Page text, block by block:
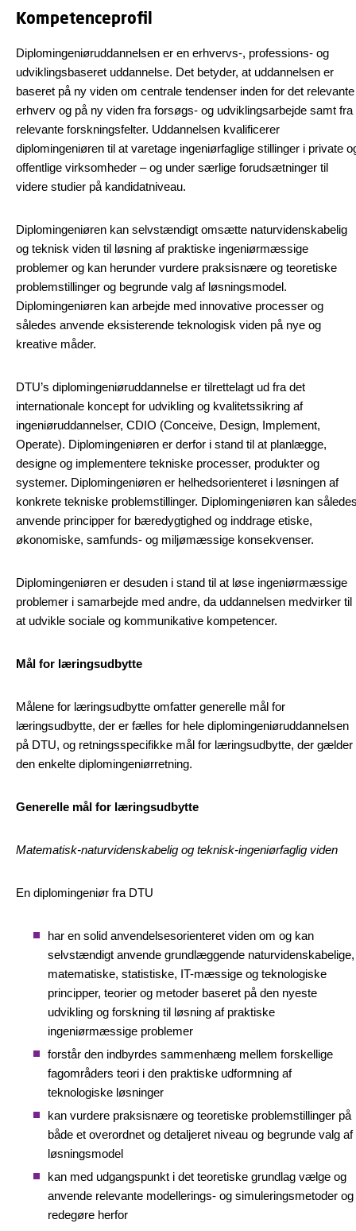
Kompetenceprofil
Diplomingeniøruddannelsen er en erhvervs-, professions- og
udviklingsbaseret uddannelse. Det betyder, at uddannelsen er
baseret på ny viden om centrale tendenser inden for det relevante
erhverv og på ny viden fra forsøgs- og udviklingsarbejde samt fra
relevante forskningsfelter. Uddannelsen kvalificerer
diplomingeniøren til at varetage ingeniørfaglige stillinger i private
offentlige virksomheder – og under særlige forudsætninger til
videre studier på kandidatniveau.
Diplomingeniøren kan selvstændigt omsætte naturvidenskabelig
og teknisk viden til løsning af praktiske ingeniørmæssige
problemer og kan herunder vurdere praksisnære og teoretiske
problemstillinger og begrunde valg af løsningsmodel.
Diplomingeniøren kan arbejde med innovative processer og
således anvende eksisterende teknologisk viden på nye og
kreative måder.
DTU’s diplomingeniøruddannelse er tilrettelagt ud fra det
internationale koncept for udvikling og kvalitetssikring af
ingeniøruddannelser, CDIO (Conceive, Design, Implement,
Operate). Diplomingeniøren er derfor i stand til at planlægge,
designe og implementere tekniske processer, produkter og
systemer. Diplomingeniøren er helhedsorienteret i løsningen af
konkrete tekniske problemstillinger. Diplomingeniøren kan
anvende principper for bæredygtighed og inddrage etiske,
økonomiske, samfunds- og miljømæssige konsekvenser.
Diplomingeniøren er desuden i stand til at løse ingeniørmæssige
problemer i samarbejde med andre, da uddannelsen medvirker til
at udvikle sociale og kommunikative kompetencer.
Mål for læringsudbytte
Målene for læringsudbytte omfatter generelle mål for
læringsudbytte, der er fælles for hele diplomingeniøruddannelsen
på DTU, og retningsspecifikke mål for læringsudbytte, der gælder
den enkelte diplomingeniørretning.
Generelle mål for læringsudbytte
Matematisk-naturvidenskabelig og teknisk-ingeniørfaglig viden
En diplomingeniør fra DTU
har en solid anvendelsesorienteret viden om og kan
selvstændigt anvende grundlæggende naturvidenskabelige,
matematiske, statistiske, IT-mæssige og teknologiske
principper, teorier og metoder baseret på den nyeste
udvikling og forskning til løsning af praktiske
ingeniørmæssige problemer
forstår den indbyrdes sammenhæng mellem forskellige
fagområders teori i den praktiske udformning af
teknologiske løsninger
kan vurdere praksisnære og teoretiske problemstillinger på
både et overordnet og detaljeret niveau og begrunde valg af
løsningsmodel
kan med udgangspunkt i det teoretiske grundlag vælge og
anvende relevante modellerings- og simuleringsmetoder og
redegøre herfor